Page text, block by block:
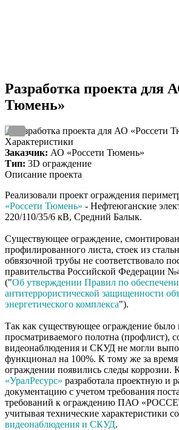
Разработка проекта для
Тюмень»
Характеристики
Заказчик: АО «Россети Тюмень»
Тип: 3D ограждение
Описание проекта
Реализовали проект ограждения
«Россети Тюмень» - Нефтеюганские
220/110/35/6 кВ, Средний Балык.
Существующее ограждение,
профилированного листа, стоек из
обвязочной трубы не соответствовало
правительства Российской Федерации
("Об утверждении Правил по
антитеррористической защищенности
энергетического комплекса").
Так как существующее ограждение было
просматриваемого полотна (профлист),
видеонаблюдения и СКУД не могли
функционал на 100%. К тому же за время
ограждении появились следы коррозии.
«УралРесурс» разработала проектную и
документацию с учетом требования
требований к ограждению ПАО
учитывая технические характеристики
видеонаблюдения и СКУД.